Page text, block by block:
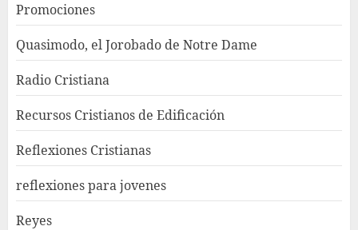
Promociones
Quasimodo, el Jorobado de Notre Dame
Radio Cristiana
Recursos Cristianos de Edificación
Reflexiones Cristianas
reflexiones para jovenes
Reyes